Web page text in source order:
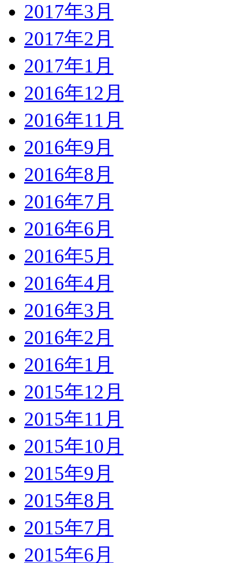
2017年3月
2017年2月
2017年1月
2016年12月
2016年11月
2016年9月
2016年8月
2016年7月
2016年6月
2016年5月
2016年4月
2016年3月
2016年2月
2016年1月
2015年12月
2015年11月
2015年10月
2015年9月
2015年8月
2015年7月
2015年6月